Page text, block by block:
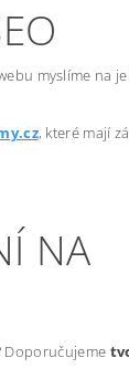
myslíme na
, které mají
NA
Doporučujeme